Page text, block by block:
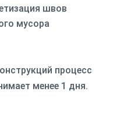
швов
мусора
процесс
менее 1 дня.